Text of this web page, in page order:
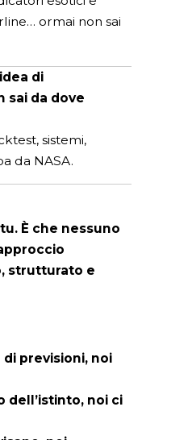
ormai non sai
di
sai da dove
sistemi,
da NASA.
È che nessuno
strutturato e
previsioni, noi
dell’istinto, noi ci